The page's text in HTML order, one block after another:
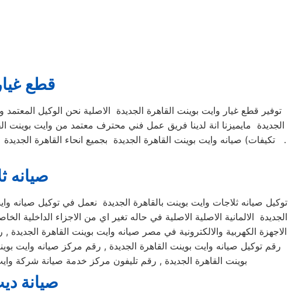
قطع
توفير قطع غيار وايت بوينت القاهرة الجديدة الاصلية نحن الوكيل
الجديدة مايميزنا انة لدينا فريق عمل فني محترف معتمد من وايت
تكيفات) صيانه وايت بوينت القاهرة الجديدة بجميع انحاء القاهرة الجديدة يتم عمل جدول اعمال الصيانة لمتابعة الجهاز بشكل كامل الكشف الدائم علي الجهاز لتفادي المشاكل المحتملة وهذا مايميزنا .
صيانه
توكيل صيانه ثلاجات وايت بوينت بالقاهرة الجديدة نعمل في توكيل
الجديدة الالمانية الاصلية الاصلية في حاله تغير اي من الاجزاء
الاجهزة الكهربية والالكترونية في مصر صيانه وايت بوينت القاهرة
رقم توكيل صيانه وايت بوينت القاهرة الجديدة , رقم مركز صيانه وايت
بوينت القاهرة الجديدة , رقم تليفون مركز خدمة صيانة شركة
صيانة